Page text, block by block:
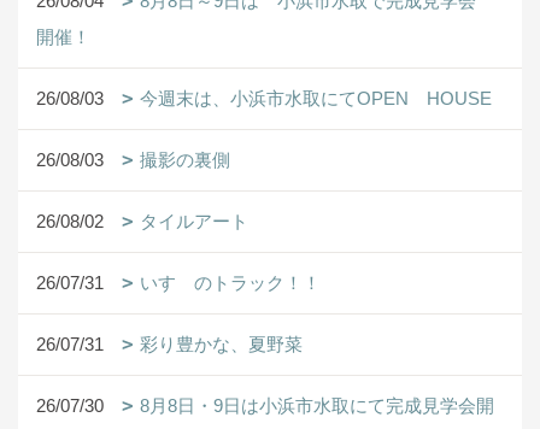
開催！
26/08/03 今週末は、小浜市水取にてOPEN HOUSE
26/08/03 撮影の裏側
26/08/02 タイルアート
26/07/31 いすゞのトラック！！
26/07/31 彩り豊かな、夏野菜
26/07/30
8月8日・9日は小浜市水取にて完成見学会開